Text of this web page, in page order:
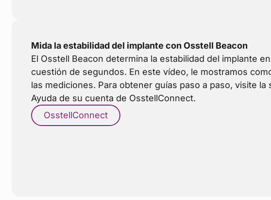
Mida la estabilidad del implante con Osstell Beacon
El Osstell Beacon determina la estabilidad del implante en
cuestión de segundos. En este vídeo, le mostramos
las mediciones. Para obtener guías paso a paso, visite la
Ayuda de su cuenta de OsstellConnect.
OsstellConnect